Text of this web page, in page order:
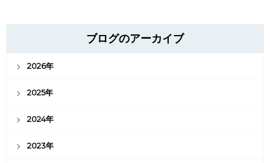
ブログのアーカイブ
2026年
2025年
2024年
2023年